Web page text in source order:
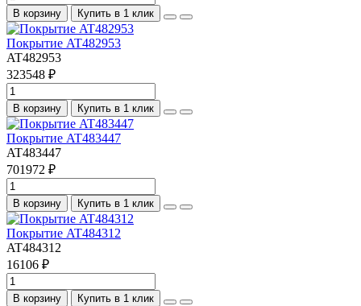
В корзину Купить в 1 клик
Покрытие AT482953
AT482953
323548 ₽
В корзину Купить в 1 клик
Покрытие AT483447
AT483447
701972 ₽
В корзину Купить в 1 клик
Покрытие AT484312
AT484312
16106 ₽
В корзину Купить в 1 клик